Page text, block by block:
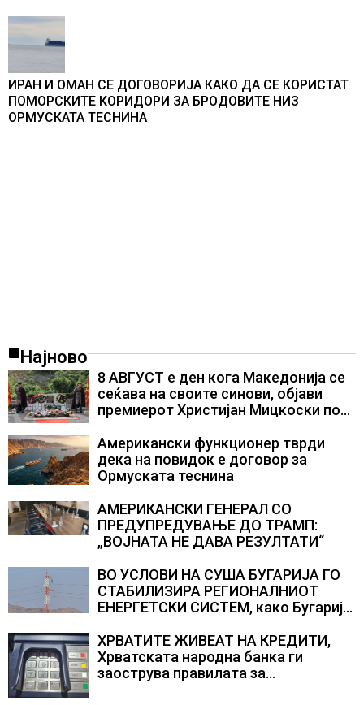
ИРАН И ОМАН СЕ ДОГОВОРИЈА КАКО ДА СЕ КОРИСТАТ
ПОМОРСКИТЕ КОРИДОРИ ЗА БРОДОВИТЕ НИЗ
ОРМУСКАТА ТЕСНИНА
Најново
8 АВГУСТ е ден кога Македонија се
сеќава на своите синови, објави
премиерот Христијан Мицкоски по
загинувањето на десетмината
прилепски бранители
Американски функционер тврди
дека на повидок е договор за
Ормуската теснина
АМЕРИКАНСКИ ГЕНЕРАЛ СО
ПРЕДУПРЕДУВАЊЕ ДО ТРАМП:
„ВОЈНАТА НЕ ДАВА РЕЗУЛТАТИ“
ВО УСЛОВИ НА СУША БУГАРИЈА ГО
СТАБИЛИЗИРА РЕГИОНАЛНИОТ
ЕНЕРГЕТСКИ СИСТЕМ, како Бугарија
складирање на енергија од батерии
ХРВАТИТЕ ЖИВЕАТ НА КРЕДИТИ,
Хрватската народна банка ги
заострува правилата за